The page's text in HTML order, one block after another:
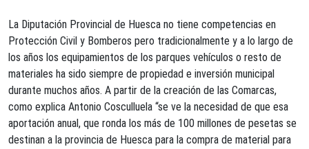
La Diputación Provincial de Huesca no tiene competencias en
Protección Civil y Bomberos pero tradicionalmente y a lo largo de
los años los equipamientos de los parques vehículos o resto de
materiales ha sido siempre de propiedad e inversión municipal
durante muchos años. A partir de la creación de las Comarcas,
como explica Antonio Cosculluela “se ve la necesidad de que esa
aportación anual, que ronda los más de 100 millones de pesetas se
destinan a la provincia de Huesca para la compra de material para